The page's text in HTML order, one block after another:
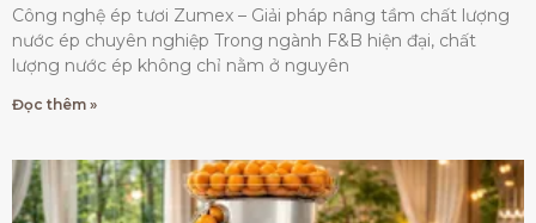
Công nghệ ép tươi Zumex – Giải pháp nâng tầm chất lượng
nước ép chuyên nghiệp Trong ngành F&B hiện đại, chất
lượng nước ép không chỉ nằm ở nguyên
Đọc thêm »